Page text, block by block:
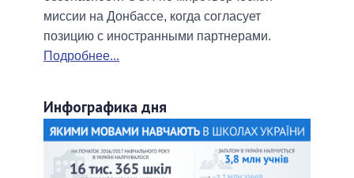
миссии на Донбассе, когда согласует
позицию с иностранными партнерами.
Подробнее...
Инфографика дня